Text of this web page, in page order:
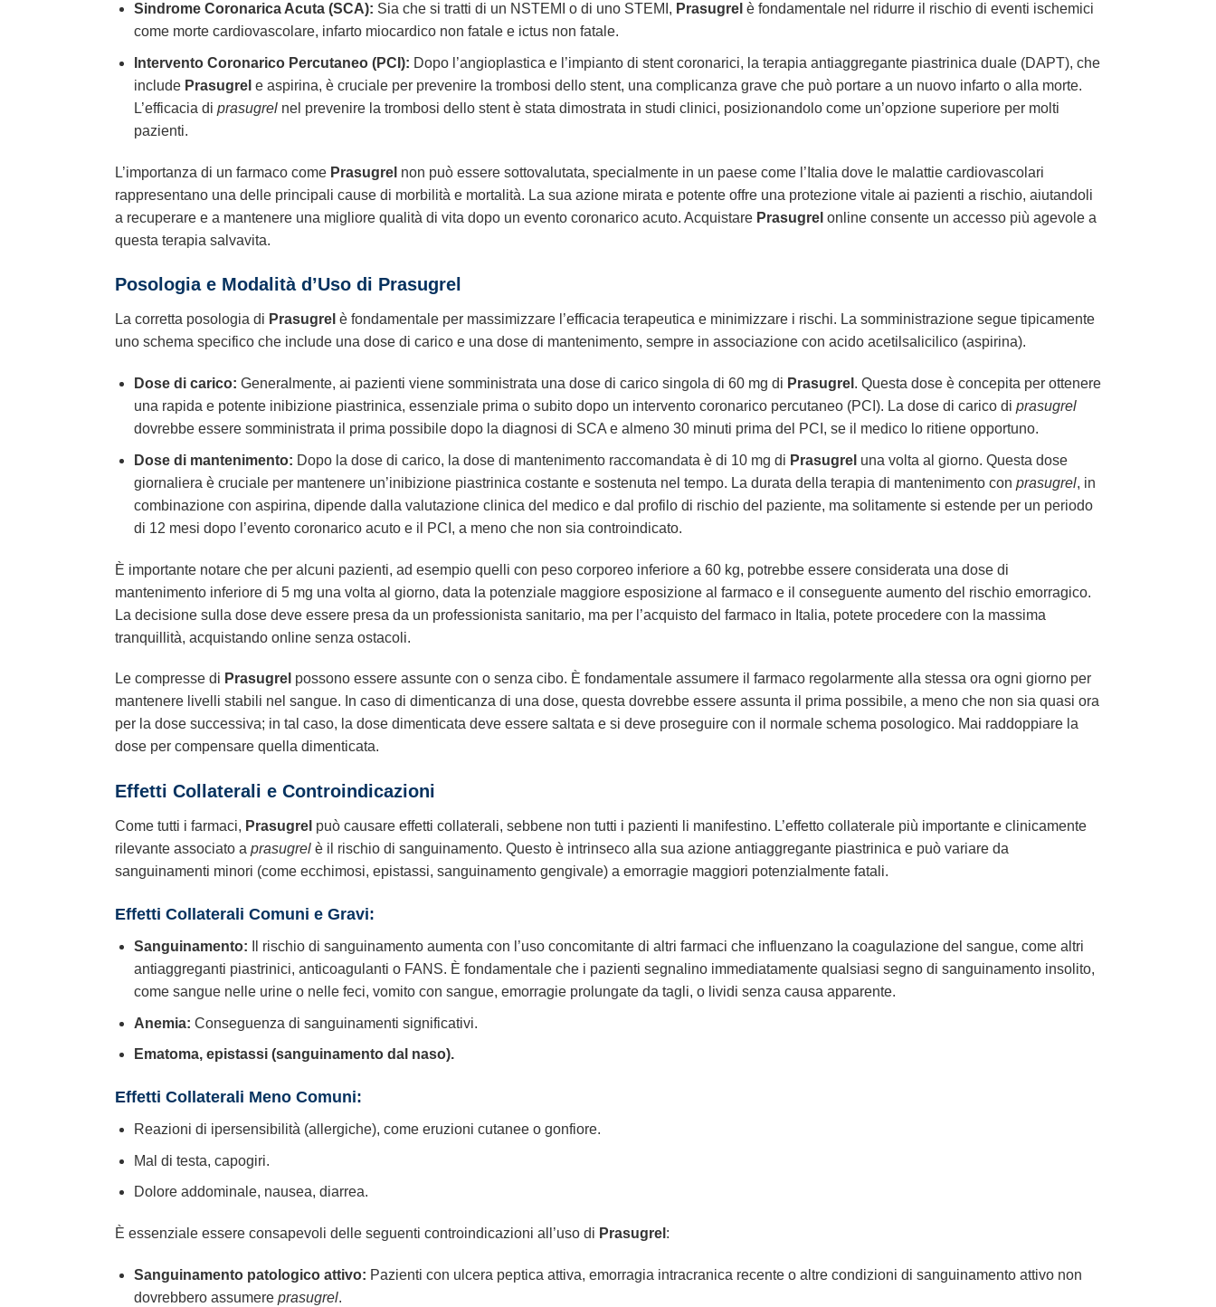
Sindrome Coronarica Acuta (SCA): Sia che si tratti di un NSTEMI o di uno STEMI, Prasugrel è fondamentale nel ridurre il rischio di eventi ischemici
come morte cardiovascolare, infarto miocardico non fatale e ictus non fatale.
Intervento Coronarico Percutaneo (PCI): Dopo l’angioplastica e l’impianto di stent coronarici, la terapia antiaggregante piastrinica duale (DAPT), che
include Prasugrel e aspirina, è cruciale per prevenire la trombosi dello stent, una complicanza grave che può portare a un nuovo infarto o alla morte.
L’efficacia di prasugrelnel prevenire la trombosi dello stent è stata dimostrata in studi clinici, posizionandolo come un’opzione superiore per molti
pazienti.
L’importanza di un farmaco come Prasugrel non può essere sottovalutata, specialmente in un paese come l’Italia dove le malattie cardiovascolari
rappresentano una delle principali cause di morbilità e mortalità. La sua azione mirata e potente offre una protezione vitale ai pazienti a rischio, aiutandoli
a recuperare e a mantenere una migliore qualità di vita dopo un evento coronarico acuto. Acquistare Prasugrel online consente un accesso più agevole a
questa terapia salvavita.
Posologia e Modalità d’Uso di Prasugrel
La corretta posologia di Prasugrel è fondamentale per massimizzare l’efficacia terapeutica e minimizzare i rischi. La somministrazione segue tipicamente
uno schema specifico che include una dose di carico e una dose di mantenimento, sempre in associazione con acido acetilsalicilico (aspirina).
Dose di carico: Generalmente, ai pazienti viene somministrata una dose di carico singola di 60 mg di Prasugrel . Questa dose è concepita per ottenere
una rapida e potente inibizione piastrinica, essenziale prima o subito dopo un intervento coronarico percutaneo (PCI). La dose di carico di prasugrel
dovrebbe essere somministrata il prima possibile dopo la diagnosi di SCA e almeno 30 minuti prima del PCI, se il medico lo ritiene opportuno.
Dose di mantenimento: Dopo la dose di carico, la dose di mantenimento raccomandata è di 10 mg di Prasugrel una volta al giorno. Questa dose
giornaliera è cruciale per mantenere un’inibizione piastrinica costante e sostenuta nel tempo. La durata della terapia di mantenimento con prasugrel, in
combinazione con aspirina, dipende dalla valutazione clinica del medico e dal profilo di rischio del paziente, ma solitamente si estende per un periodo
di 12 mesi dopo l’evento coronarico acuto e il PCI, a meno che non sia controindicato.
È importante notare che per alcuni pazienti, ad esempio quelli con peso corporeo inferiore a 60 kg, potrebbe essere considerata una dose di
mantenimento inferiore di 5 mg una volta al giorno, data la potenziale maggiore esposizione al farmaco e il conseguente aumento del rischio emorragico.
La decisione sulla dose deve essere presa da un professionista sanitario, ma per l’acquisto del farmaco in Italia, potete procedere con la massima
tranquillità, acquistando online senza ostacoli.
Le compresse di Prasugrel possono essere assunte con o senza cibo. È fondamentale assumere il farmaco regolarmente alla stessa ora ogni giorno per
mantenere livelli stabili nel sangue. In caso di dimenticanza di una dose, questa dovrebbe essere assunta il prima possibile, a meno che non sia quasi ora
per la dose successiva; in tal caso, la dose dimenticata deve essere saltata e si deve proseguire con il normale schema posologico. Mai raddoppiare la
dose per compensare quella dimenticata.
Effetti Collaterali e Controindicazioni
Come tutti i farmaci, Prasugrel può causare effetti collaterali, sebbene non tutti i pazienti li manifestino. L’effetto collaterale più importante e clinicamente
rilevante associato a prasugrel è il rischio di sanguinamento. Questo è intrinseco alla sua azione antiaggregante piastrinica e può variare da
sanguinamenti minori (come ecchimosi, epistassi, sanguinamento gengivale) a emorragie maggiori potenzialmente fatali.
Effetti Collaterali Comuni e Gravi:
Sanguinamento: Il rischio di sanguinamento aumenta con l’uso concomitante di altri farmaci che influenzano la coagulazione del sangue, come altri
antiaggreganti piastrinici, anticoagulanti o FANS. È fondamentale che i pazienti segnalino immediatamente qualsiasi segno di sanguinamento insolito,
come sangue nelle urine o nelle feci, vomito con sangue, emorragie prolungate da tagli, o lividi senza causa apparente.
Anemia: Conseguenza di sanguinamenti significativi.
Ematoma, epistassi (sanguinamento dal naso).
Effetti Collaterali Meno Comuni:
Reazioni di ipersensibilità (allergiche), come eruzioni cutanee o gonfiore.
Mal di testa, capogiri.
Dolore addominale, nausea, diarrea.
È essenziale essere consapevoli delle seguenti controindicazioni all’uso di Prasugrel :
Sanguinamento patologico attivo: Pazienti con ulcera peptica attiva, emorragia intracranica recente o altre condizioni di sanguinamento attivo non
dovrebbero assumere prasugrel.